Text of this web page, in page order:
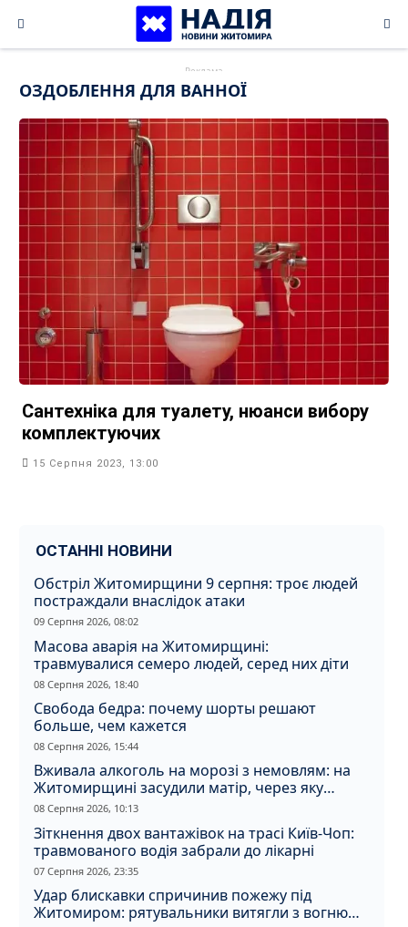
content
ОЗДОБЛЕННЯ ДЛЯ ВАННОЇ
Сантехніка для туалету, нюанси вибору
комплектуючих
15 Серпня 2023, 13:00
ОСТАННІ НОВИНИ
Обстріл Житомирщини 9 серпня: троє людей
постраждали внаслідок атаки
09 Серпня 2026, 08:02
Масова аварія на Житомирщині:
травмувалися семеро людей, серед них діти
08 Серпня 2026, 18:40
Свобода бедра: почему шорты решают
больше, чем кажется
08 Серпня 2026, 15:44
Вживала алкоголь на морозі з немовлям: на
Житомирщині засудили матір, через яку
дитина отримала обмороження
08 Серпня 2026, 10:13
Зіткнення двох вантажівок на трасі Київ-Чоп:
травмованого водія забрали до лікарні
07 Серпня 2026, 23:35
Удар блискавки спричинив пожежу під
Житомиром: рятувальники витягли з вогню